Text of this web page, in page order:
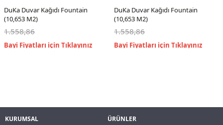
DuKa Duvar Kağıdı Fountain
(10,653 M2)
1.558,86
DuKa Duvar Kağıdı Fountain
(10,653 M2)
1.558,86
KURUMSAL ÜRÜNLER